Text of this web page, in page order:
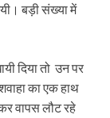
बड़ी संख्या में
दिया तो उन पर
का एक हाथ
वापस लौट रहे